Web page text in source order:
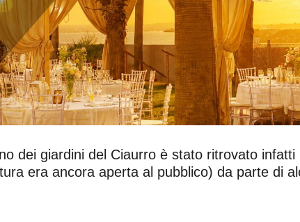
dei giardini del Ciaurro è stato ritrovato
era ancora aperta al pubblico) da parte di